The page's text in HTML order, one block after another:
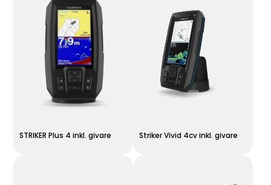
STRIKER Plus 4 inkl. givare Striker Vivid 4cv inkl. givare